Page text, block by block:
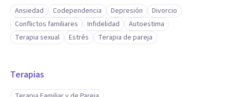
Ansiedad Codependencia Depresión
Divorcio
Conflictos familiares
Infidelidad
Autoestima
Terapia sexual
Estrés Terapia de pareja
Terapias